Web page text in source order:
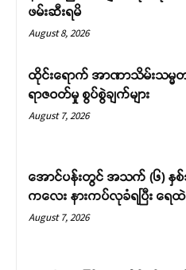
ဖမ်းဆီးရမိ
August 8, 2026
ထိုင်းရောက် အာဏာသိမ်းသမ္မ
ရာဇဝတ်မှု စွပ်စွဲချက်များ
August 7, 2026
အောင်ပန်းတွင် အသက် (၆) နှ
ကလေး နားကပ်လုခံရပြီး ရေထဲ
August 7, 2026